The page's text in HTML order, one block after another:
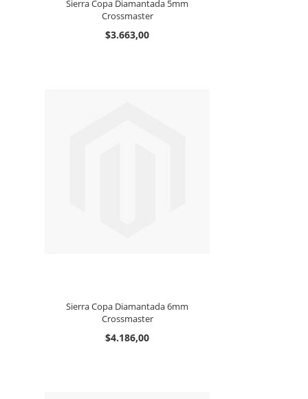
Sierra Copa Diamantada 5mm
Crossmaster
$3.663,00
Sierra Copa Diamantada 6mm
Crossmaster
$4.186,00